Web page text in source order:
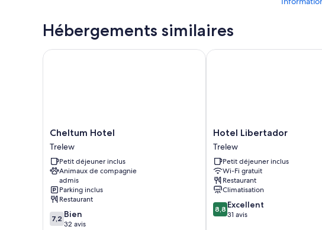
Hébergements similaires
Cheltum
Hotel
Trelew
Cheltum Hotel
Trelew
Petit déjeuner inclus
Animaux de compagnie
admis
Parking inclus
Restaurant
7.2
sur
7,2 Bien
32 avis
Cheltum Hotel
Hotel
Libertador
Trelew
Hotel Libertador
Trelew
Petit déjeuner inclus
Wi-Fi gratuit
Restaurant
Climatisation
8.8
sur
8,8 Excellent
31 avis
Hotel Libertador